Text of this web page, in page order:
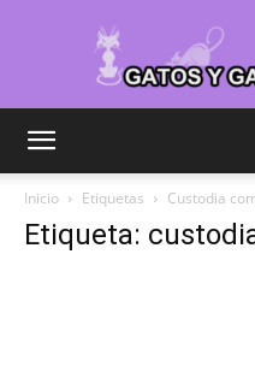
Inicio Etiquetas Custodia
Etiqueta: